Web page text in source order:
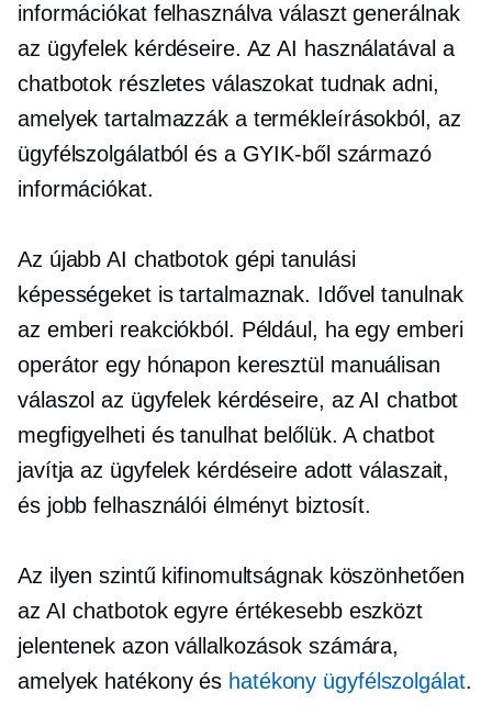
információkat felhasználva választ generálnak
az ügyfelek kérdéseire. Az AI használatával a
chatbotok részletes válaszokat tudnak adni,
amelyek tartalmazzák a termékleírásokból, az
ügyfélszolgálatból és a GYIK-ből származó
információkat.
Az újabb AI chatbotok gépi tanulási
képességeket is tartalmaznak. Idővel tanulnak
az emberi reakciókból. Például, ha egy emberi
operátor egy hónapon keresztül manuálisan
válaszol az ügyfelek kérdéseire, az AI chatbot
megfigyelheti és tanulhat belőlük. A chatbot
javítja az ügyfelek kérdéseire adott válaszait,
és jobb felhasználói élményt biztosít.
Az ilyen szintű kifinomultságnak köszönhetően
az AI chatbotok egyre értékesebb eszközt
jelentenek azon vállalkozások számára,
amelyek hatékony és hatékony ügyfélszolgálat.